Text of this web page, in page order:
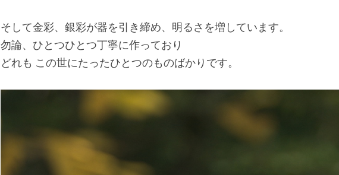
そして金彩、銀彩が器を引き締め、明るさを増しています。
勿論、ひとつひとつ丁寧に作っており
どれも この世にたったひとつのものばかりです。